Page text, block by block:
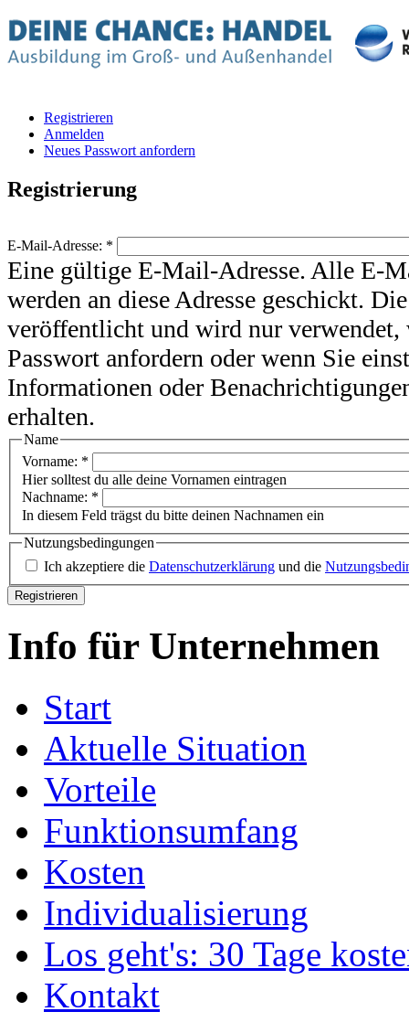
Registrieren
Anmelden
Neues Passwort anfordern
Registrierung
E-Mail-Adresse: *
Eine gültige E-Mail-Adresse. Alle E-
werden an diese Adresse geschickt.
veröffentlicht und wird nur verwendet,
Passwort anfordern oder wenn Sie
Informationen oder
erhalten.
Name
Vorname: *
Hier solltest du alle deine Vornamen eintragen
Nachname: *
In diesem Feld trägst du bitte deinen Nachnamen ein
Nutzungsbedingungen
Ich akzeptiere die Datenschutzerklärung und die
Info für Unternehmen
Start
Aktuelle Situation
Vorteile
Funktionsumfang
Kosten
Individualisierung
Los geht's: 30 Tage
Kontakt